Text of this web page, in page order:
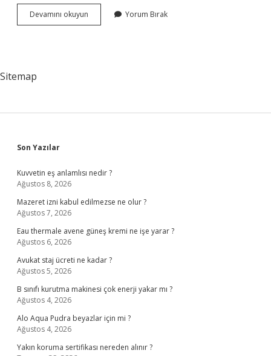
Devamını okuyun
De
Yorum Bırak
Sitemap
Sidebar
Son Yazılar
Kuvvetin eş anlamlısı nedir ?
Ağustos 8, 2026
Mazeret izni kabul edilmezse ne olur ?
Ağustos 7, 2026
Eau thermale avene güneş kremi ne işe yarar ?
Ağustos 6, 2026
Avukat staj ücreti ne kadar ?
Ağustos 5, 2026
B sınıfı kurutma makinesi çok enerji yakar mı ?
Ağustos 4, 2026
Alo Aqua Pudra beyazlar için mi ?
Ağustos 4, 2026
Yakın koruma sertifikası nereden alınır ?